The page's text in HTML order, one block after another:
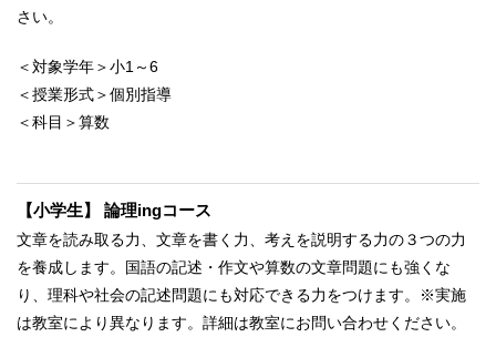
さい。
＜対象学年＞小1～6
＜授業形式＞個別指導
＜科目＞算数
【小学生】 論理ingコース
文章を読み取る力、文章を書く力、考えを説明する力の３つの力
を養成します。国語の記述・作文や算数の文章問題にも強くな
り、理科や社会の記述問題にも対応できる力をつけます。※実施
は教室により異なります。詳細は教室にお問い合わせください。